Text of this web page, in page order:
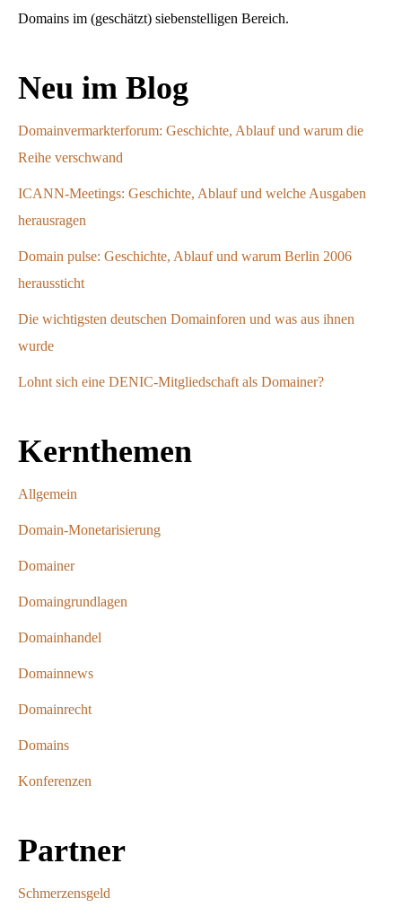
Domains im (geschätzt) siebenstelligen Bereich.
Neu im Blog
Domainvermarkterforum: Geschichte, Ablauf und warum die
Reihe verschwand
ICANN-Meetings: Geschichte, Ablauf und welche Ausgaben
herausragen
Domain pulse: Geschichte, Ablauf und warum Berlin 2006
heraussticht
Die wichtigsten deutschen Domainforen und was aus ihnen
wurde
Lohnt sich eine DENIC-Mitgliedschaft als Domainer?
Kernthemen
Allgemein
Domain-Monetarisierung
Domainer
Domaingrundlagen
Domainhandel
Domainnews
Domainrecht
Domains
Konferenzen
Partner
Schmerzensgeld